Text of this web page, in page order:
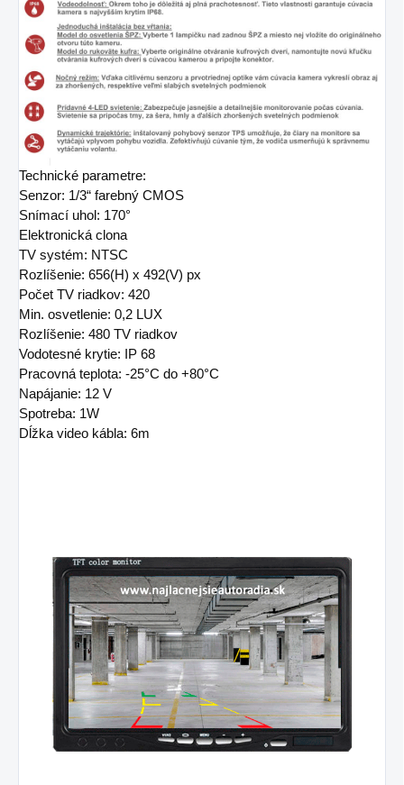
Technické parametre:
Senzor: 1/3“ farebný CMOS
Snímací uhol: 170°
Elektronická clona
TV systém: NTSC
Rozlíšenie: 656(H) x 492(V) px
Počet TV riadkov: 420
Min. osvetlenie: 0,2 LUX
Rozlíšenie: 480 TV riadkov
Vodotesné krytie: IP 68
Pracovná teplota: -25°C do +80°C
Napájanie: 12 V
Spotreba: 1W
Dĺžka video kábla: 6m